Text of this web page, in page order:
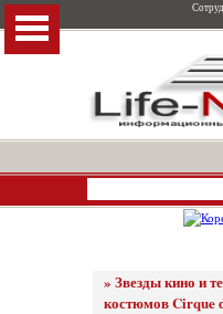
» Звезды кино и
костюмов Cirque